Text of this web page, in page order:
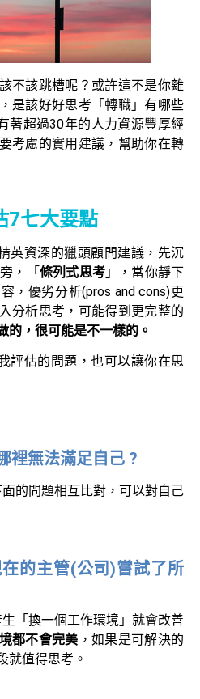
不該跳槽呢？或許這不是你離
是該好好思考「轉職」有哪些
著超過30年的人力資源豐厚經
考慮的實用建議，幫助你在轉
7七大要點
英資深的獵頭顧問建議，先沉
，「條列式思考」，當你靜下
，優劣分析(pros and cons)更
分析思考，可能得到更完整的
的，很可能是不一樣的。
評估的問題，也可以讓你在思
裡無法滿足自己 ?
的問題相互比對，可以對自己
的主管(公司)嘗試了所
「換一個工作環境」就會改善
都不會完美 ，如果是可解決的
就值得思考。